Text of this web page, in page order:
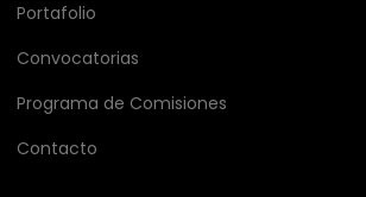
Portafolio
Convocatorias
Programa de Comisiones
Contacto